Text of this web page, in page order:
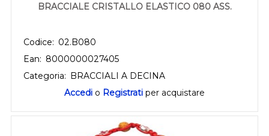
BRACCIALE CRISTALLO ELASTICO 080 ASS.
Codice: 02.B080
Ean: 8000000027405
Categoria: BRACCIALI A DECINA
Accedi o Registrati per acquistare